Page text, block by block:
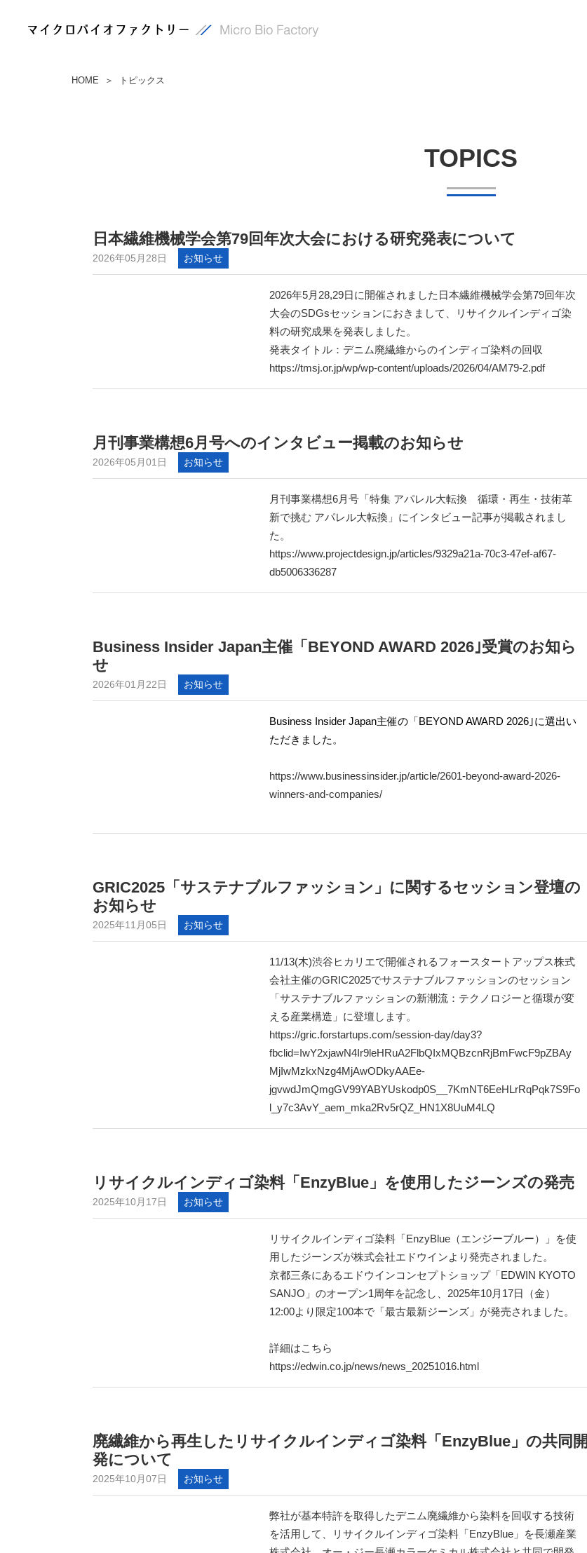
HOME ＞ トピックス
TOPICS
日本繊維機械学会第79回年次大会における研究発表について
2026年05月28日 お知らせ
2026年5月28,29日に開催されました日本繊維機械学会第79回年次
大会のSDGsセッションにおきまして、リサイクルインディゴ染
料の研究成果を発表しました。
発表タイトル：デニム廃繊維からのインディゴ染料の回収
https://tmsj.or.jp/wp/wp-content/uploads/2026/04/AM79-2.pdf
月刊事業構想6月号へのインタビュー掲載のお知らせ
2026年05月01日 お知らせ
月刊事業構想6月号「特集 アパレル大転換 循環・再生・技術革
新で挑む アパレル大転換」にインタビュー記事が掲載されまし
た。
https://www.projectdesign.jp/articles/9329a21a-70c3-47ef-af67-
db5006336287
Business Insider Japan主催「BEYOND AWARD 2026｣受賞のお知ら
せ
2026年01月22日 お知らせ
Business Insider Japan主催の「BEYOND AWARD 2026｣に選出い
ただきました。
https://www.businessinsider.jp/article/2601-beyond-award-2026-
winners-and-companies/
GRIC2025「サステナブルファッション」に関するセッション登壇の
お知らせ
2025年11月05日 お知らせ
11/13(木)渋谷ヒカリエで開催されるフォースタートアップス株式
会社主催のGRIC2025でサステナブルファッションのセッション
「サステナブルファッションの新潮流：テクノロジーと循環が変
える産業構造」に登壇します。
https://gric.forstartups.com/session-day/day3?
fbclid=IwY2xjawN4Ir9leHRuA2FlbQIxMQBzcnRjBmFwcF9pZBAy
MjIwMzkxNzg4MjAwODkyAAEe-
jgvwdJmQmgGV99YABYUskodp0S__7KmNT6EeHLrRqPqk7S9Fo
l_y7c3AvY_aem_mka2Rv5rQZ_HN1X8UuM4LQ
リサイクルインディゴ染料「EnzyBlue」を使用したジーンズの発売
2025年10月17日 お知らせ
リサイクルインディゴ染料「EnzyBlue（エンジーブルー）」を使
用したジーンズが株式会社エドウインより発売されました。
京都三条にあるエドウインコンセプトショップ「EDWIN KYOTO
SANJO」のオープン1周年を記念し、2025年10月17日（金）
12:00より限定100本で「最古最新ジーンズ」が発売されました。
詳細はこちら
https://edwin.co.jp/news/news_20251016.html
廃繊維から再生したリサイクルインディゴ染料「EnzyBlue」の共同開
発について
2025年10月07日 お知らせ
弊社が基本特許を取得したデニム廃繊維から染料を回収する技術
を活用して、リサイクルインディゴ染料「EnzyBlue」を長瀬産業